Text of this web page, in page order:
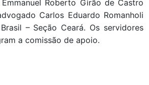
Roberto Girão de Castro
Carlos Eduardo Romanholi
– Seção Ceará. Os servidores
a comissão de apoio.